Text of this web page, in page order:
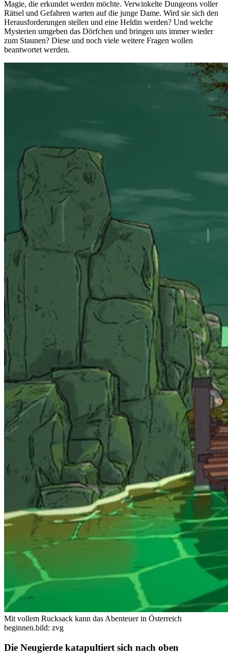
Magie, die erkundet werden möchte. Verwinkelte Dungeons voller
Rätsel und Gefahren warten auf die junge Dame. Wird sie sich den
Herausforderungen stellen und eine Heldin werden? Und welche
Mysterien umgeben das Dörfchen und bringen uns immer wieder
zum Staunen? Diese und noch viele weitere Fragen wollen
beantwortet werden.
Mit vollem Rucksack kann das Abenteuer in Österreich
beginnen.bild: zvg
Die Neugierde katapultiert sich nach oben